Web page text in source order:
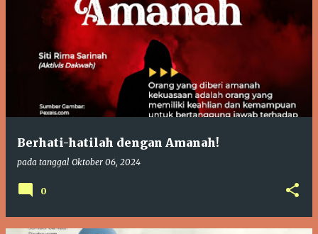
Berhati-hatilah dengan Amanah!
pada tanggal Oktober 06, 2024
0